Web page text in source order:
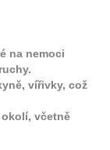
na nemoci
vířivky, což
včetně